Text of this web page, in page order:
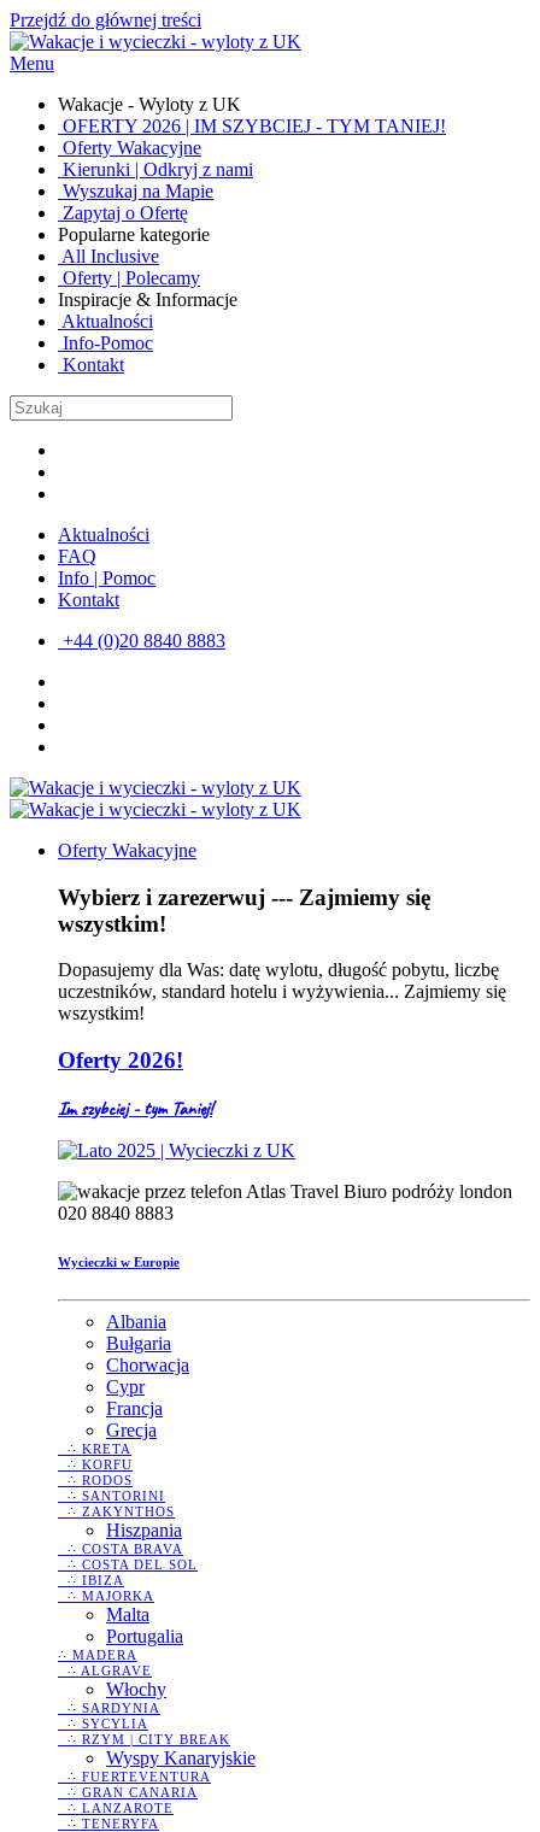
Przejdź do głównej treści
Menu
Wakacje - Wyloty z UK
OFERTY 2026 | IM SZYBCIEJ - TYM TANIEJ!
Oferty Wakacyjne
Kierunki | Odkryj z nami
Wyszukaj na Mapie
Zapytaj o Ofertę
Popularne kategorie
All Inclusive
Oferty | Polecamy
Inspiracje & Informacje
Aktualności
Info-Pomoc
Kontakt
Aktualności
FAQ
Info | Pomoc
Kontakt
+44 (0)20 8840 8883
Oferty Wakacyjne
Wybierz i zarezerwuj --- Zajmiemy się
wszystkim!
Dopasujemy dla Was: datę wylotu, długość pobytu, liczbę
uczestników, standard hotelu i wyżywienia... Zajmiemy się
wszystkim!
Oferty 2026!
Im szybciej - tym Taniej!
020 8840 8883
Wycieczki w Europie
Albania
Bułgaria
Chorwacja
Cypr
Francja
Grecja
∴ KRETA
∴ KORFU
∴ RODOS
∴ SANTORINI
∴ ZAKYNTHOS
Hiszpania
∴ COSTA BRAVA
∴ COSTA DEL SOL
∴ IBIZA
∴ MAJORKA
Malta
Portugalia
∴ MADERA
∴ ALGRAVE
Włochy
∴ SARDYNIA
∴ SYCYLIA
∴ RZYM | CITY BREAK
Wyspy Kanaryjskie
∴ FUERTEVENTURA
∴ GRAN CANARIA
∴ LANZAROTE
∴ TENERYFA